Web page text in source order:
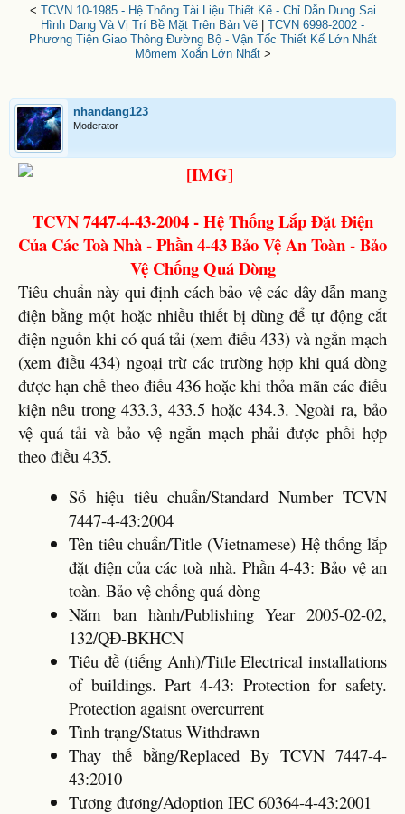
< TCVN 10-1985 - Hệ Thống Tài Liệu Thiết Kế - Chỉ Dẫn Dung Sai
Hình Dạng Và Vị Trí Bề Mặt Trên Bản Vẽ
TCVN 6998-2002 -
Phương Tiện Giao Thông Đường Bộ - Vận Tốc Thiết Kế Lớn Nhất
Mômem Xoắn Lớn Nhất>
nhandang123
Moderator
TCVN 7447-4-43-2004 - Hệ Thống Lắp Đặt Điện
Của Các Toà Nhà - Phần 4-43 Bảo Vệ An Toàn - Bảo
Vệ Chống Quá Dòng
Tiêu chuẩn này qui định cách bảo vệ các dây dẫn mang
điện bằng một hoặc nhiều thiết bị dùng để tự động cắt
điện nguồn khi có quá tải (xem điều 433) và ngắn mạch
(xem điều 434) ngoại trừ các trường hợp khi quá dòng
được hạn chế theo điều 436 hoặc khi thỏa mãn các điều
kiện nêu trong 433.3, 433.5 hoặc 434.3. Ngoài ra, bảo
vệ quá tải và bảo vệ ngắn mạch phải được phối hợp
theo điều 435.
Số hiệu tiêu chuẩn/Standard Number TCVN
7447-4-43:2004
Tên tiêu chuẩn/Title (Vietnamese) Hệ thống lắp
đặt điện của các toà nhà. Phần 4-43: Bảo vệ an
toàn. Bảo vệ chống quá dòng
Năm ban hành/Publishing Year 2005-02-02,
132/QĐ-BKHCN
Tiêu đề (tiếng Anh)/Title Electrical installations
of buildings. Part 4-43: Protection for safety.
Protection agaisnt overcurrent
Tình trạng/Status Withdrawn
Thay thế bằng/Replaced By TCVN 7447-4-
43:2010
Tương đương/Adoption IEC 60364-4-43:2001